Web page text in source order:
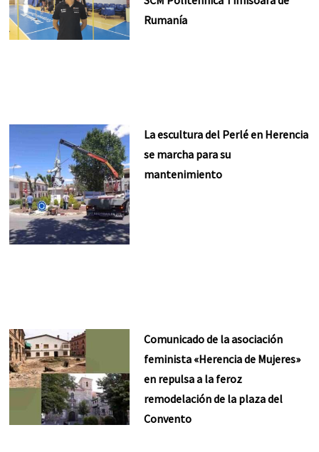
Rumanía
La escultura del Perlé en Herencia
se marcha para su
mantenimiento
Comunicado de la asociación
feminista «Herencia de Mujeres»
en repulsa a la feroz
remodelación de la plaza del
Convento